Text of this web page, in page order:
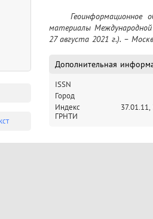
материалы
27 августа 2021 г.). –
Дополнительная
ISSN
Город
Индекс
ГРНТИ
37.01.11,